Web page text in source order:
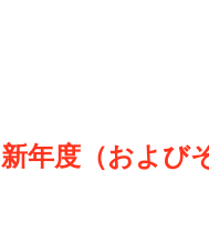
新年度（および